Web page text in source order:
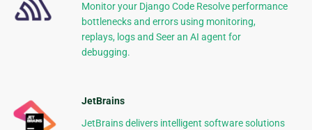
Monitor your Django Code Resolve performance
bottlenecks and errors using monitoring,
replays, logs and Seer an AI agent for
debugging.
JetBrains
JetBrains delivers intelligent software solutions